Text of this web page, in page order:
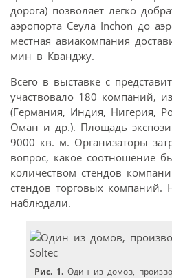
дорога) позволяет легко
аэропорта Сеула Inchon до
местная авиакомпания
мин в Кванджу.
Всего в выставке с
участвовало 180 компаний,
(Германия, Индия, Нигерия,
Оман и др.). Площадь
9000 кв. м. Организаторы
вопрос, какое соотношение
количеством стендов
стендов торговых
наблюдали.
Рис. 1. Один из домов,